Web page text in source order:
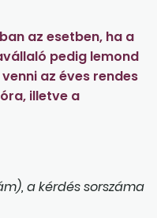
az esetben, ha a
pedig lemond
az éves rendes
illetve a
a kérdés sorszáma